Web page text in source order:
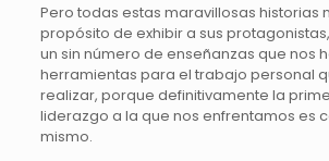
Pero todas estas maravillosas historias
propósito de exhibir a sus
un sin número de enseñanzas que nos
herramientas para el trabajo personal
realizar, porque definitivamente la
liderazgo a la que nos enfrentamos es
mismo.